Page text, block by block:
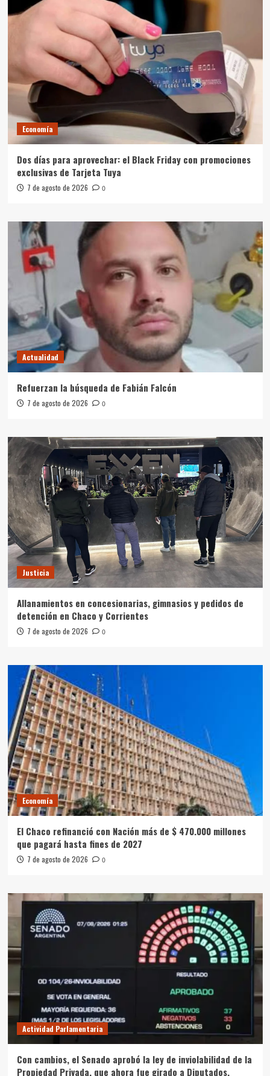
Economía
Dos días para aprovechar: el Black Friday con promociones
exclusivas de Tarjeta Tuya
7 de agosto de 2026 0
Actualidad
Refuerzan la búsqueda de Fabián Falcón
7 de agosto de 2026 0
Justicia
Allanamientos en concesionarias, gimnasios y pedidos de
detención en Chaco y Corrientes
7 de agosto de 2026 0
Economía
El Chaco refinanció con Nación más de $ 470.000 millones
que pagará hasta fines de 2027
7 de agosto de 2026 0
Actividad Parlamentaria
Con cambios, el Senado aprobó la ley de inviolabilidad de la
Propiedad Privada, que ahora fue girado a Diputados.